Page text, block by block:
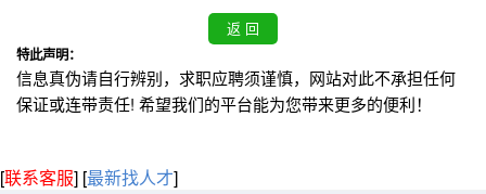
特此声明：
信息真伪请自行辨别，求职应聘须谨慎，网站对此不承担任何
保证或连带责任! 希望我们的平台能为您带来更多的便利！
[联系客服] [最新找人才]